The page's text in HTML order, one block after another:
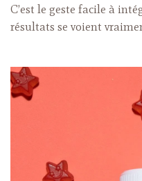
C’est le geste facile à
résultats se voient